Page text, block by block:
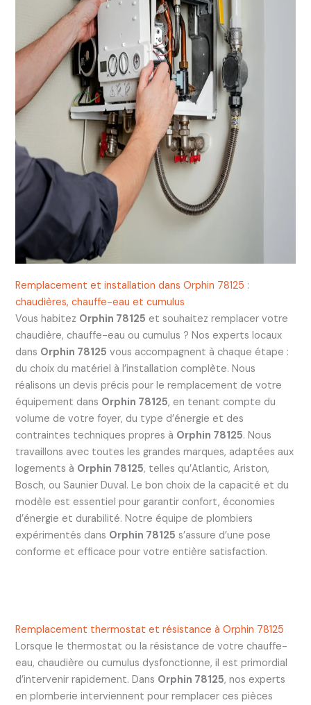
Remplacement et installation dans Orphin 78125 :
chaudières, chauffe-eau et cumulus
Vous habitez Orphin 78125 et souhaitez remplacer votre
chaudière, chauffe-eau ou cumulus ? Nos experts locaux
dans Orphin 78125 vous accompagnent à chaque étape :
du choix du matériel à l’installation complète. Nous
réalisons un devis précis pour le remplacement de votre
équipement dans Orphin 78125, en tenant compte du
volume de votre foyer, du type d’énergie et des
contraintes techniques propres à Orphin 78125. Nous
travaillons avec toutes les grandes marques, adaptées aux
logements à Orphin 78125, telles qu’Atlantic, Ariston,
Bosch, ou Saunier Duval. Le bon choix de la capacité et du
modèle est essentiel pour garantir confort, économies
d’énergie et durabilité. Notre équipe de plombiers
expérimentés dans Orphin 78125 s’assure d’une pose
conforme et efficace pour votre entière satisfaction.
Remplacement thermostat et résistance à Orphin 78125
Lorsque le thermostat ou la résistance de votre chauffe-
eau, chaudière ou cumulus dysfonctionne, il est primordial
d’intervenir rapidement. Dans Orphin 78125, nos experts
en plomberie interviennent pour remplacer ces pièces